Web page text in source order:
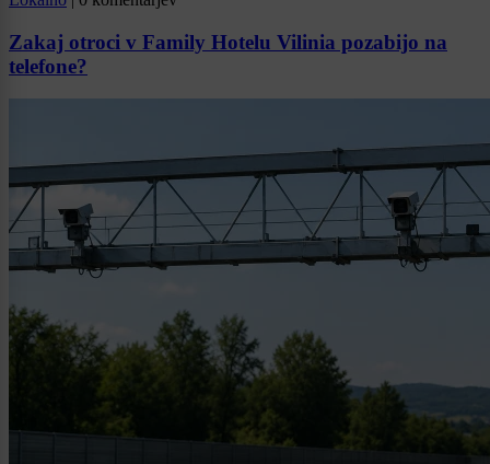
Zakaj otroci v Family Hotelu Vilinia pozabijo na
telefone?